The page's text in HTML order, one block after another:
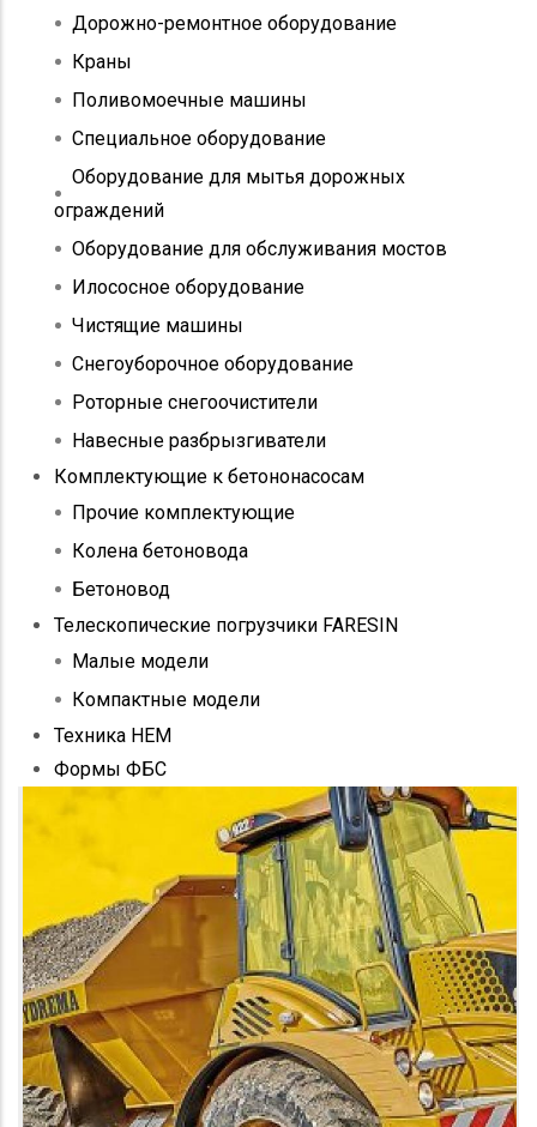
Дорожно-ремонтное оборудование
Краны
Поливомоечные машины
Специальное оборудование
Оборудование для мытья дорожных
ограждений
Оборудование для обслуживания мостов
Илососное оборудование
Чистящие машины
Снегоуборочное оборудование
Роторные снегоочистители
Навесные разбрызгиватели
Комплектующие к бетононасосам
Прочие комплектующие
Колена бетоновода
Бетоновод
Телескопические погрузчики FARESIN
Малые модели
Компактные модели
Техника HEM
Формы ФБС